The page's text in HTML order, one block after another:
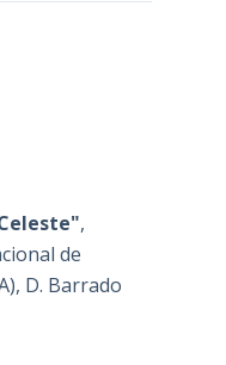
,
de
D. Barrado